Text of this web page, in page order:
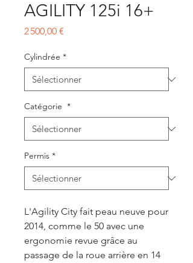
AGILITY 125i 16+
2 500,00 €
Cylindrée *
Catégorie *
Permis *
L'Agility City fait peau neuve pour
2014, comme le 50 avec une
ergonomie revue grâce au
passage de la roue arrière en 14